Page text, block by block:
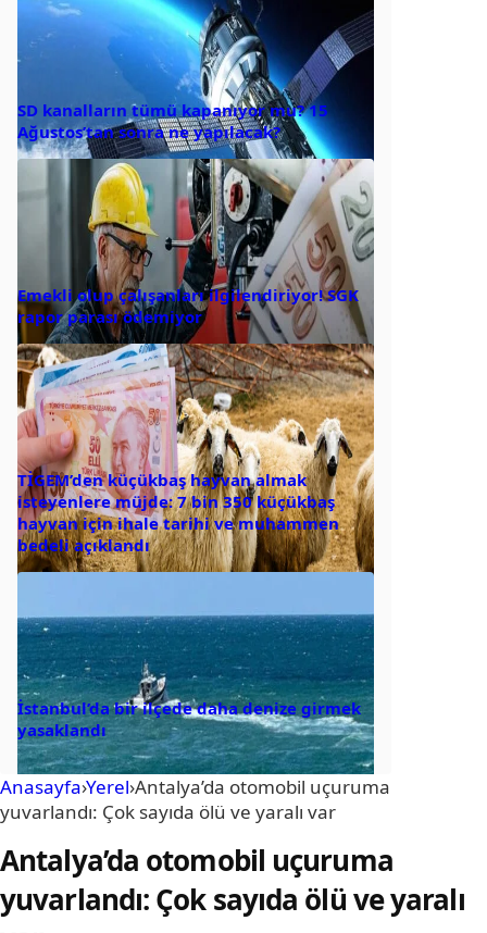
SD kanalların tümü kapanıyor mu? 15
Ağustos’tan sonra ne yapılacak?
Emekli olup çalışanları ilgilendiriyor! SGK
rapor parası ödemiyor
TİGEM’den küçükbaş hayvan almak
isteyenlere müjde: 7 bin 350 küçükbaş
hayvan için ihale tarihi ve muhammen
bedeli açıklandı
İstanbul’da bir ilçede daha denize girmek
yasaklandı
Anasayfa›Yerel›Antalya’da otomobil uçuruma
yuvarlandı: Çok sayıda ölü ve yaralı var
Antalya’da otomobil uçuruma
yuvarlandı: Çok sayıda ölü ve yaralı